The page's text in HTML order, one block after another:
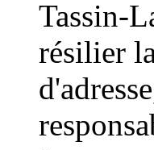
Tassin-
résilier